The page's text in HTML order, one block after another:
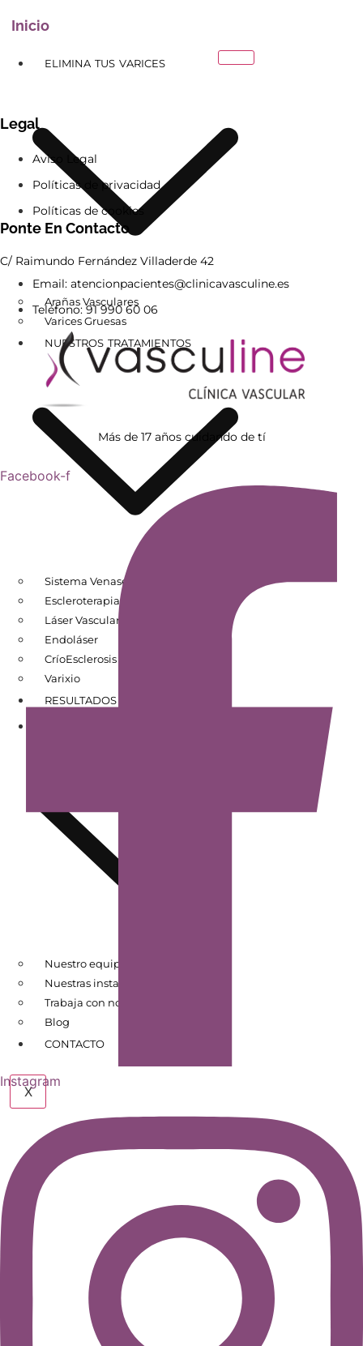
Inicio
ELIMINA TUS VARICES
Arañas Vasculares
Varices Gruesas
NUESTROS TRATAMIENTOS
Sistema Venaseal
Escleroterapia
Láser Vascular
Endoláser
CríoEsclerosis
Varixio
RESULTADOS DE PACIENTES
Nuestro equipo
Nuestras instalaciones
Trabaja con nosotros
Blog
CONTACTO
X
Legal
Aviso Legal
Políticas de privacidad
Políticas de cookies
Ponte En Contacto
C/ Raimundo Fernández Villaderde 42
Email: atencionpacientes@clinicavasculine.es
Teléfono: 91 990 60 06
Más de 17 años cuidando de tí
Facebook-f
Instagram